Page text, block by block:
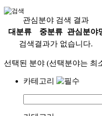
관심분야 검색 결과
대분류
중분류
관심분야
검색결과가 없습니다.
선택된 분야 (선택분야는 최
카테고리